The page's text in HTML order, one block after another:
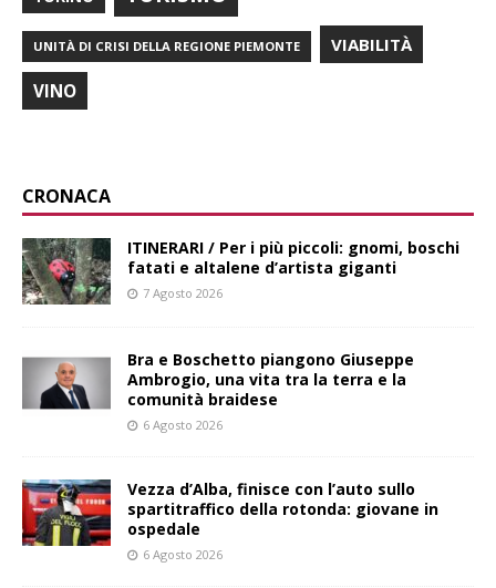
UNITÀ DI CRISI DELLA REGIONE PIEMONTE VIABILITÀ
VINO
CRONACA
ITINERARI / Per i più piccoli: gnomi, boschi
fatati e altalene d’artista giganti
7 Agosto 2026
Bra e Boschetto piangono Giuseppe
Ambrogio, una vita tra la terra e la
comunità braidese
6 Agosto 2026
Vezza d’Alba, finisce con l’auto sullo
spartitraffico della rotonda: giovane in
ospedale
6 Agosto 2026